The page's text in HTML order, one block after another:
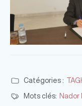
Catégories :
Mots clés: Nador